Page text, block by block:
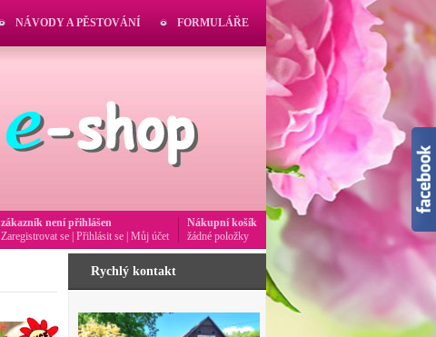
Rychlý kontakt
NÁVODY A PĚSTOVÁNÍ FORMULÁŘE
Nákupní košík
žádné položky
zákazník není přihlášen
Zaregistrovat se Přihlásit se Můj účet